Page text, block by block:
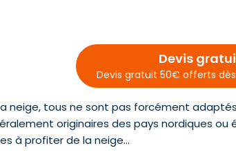
Devis
Devis gratuit 50€ offerts
neige, tous ne sont pas forcément
originaires des pays nordiques
à profiter de la neige...